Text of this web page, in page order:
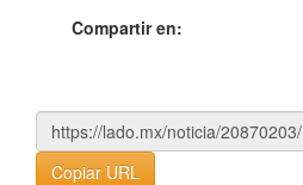
Compartir en:
Copiar URL